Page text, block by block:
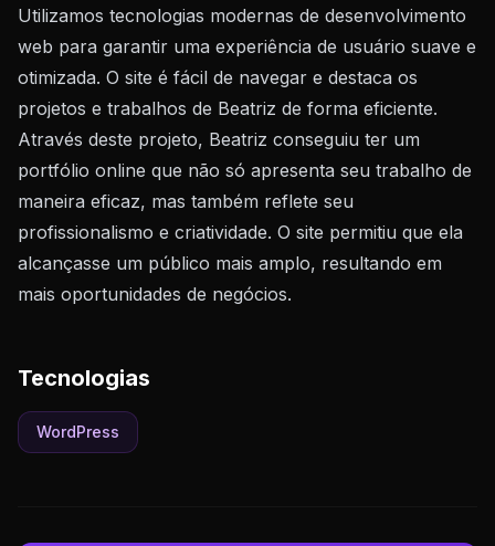
Utilizamos tecnologias modernas de desenvolvimento
web para garantir uma experiência de usuário suave e
otimizada. O site é fácil de navegar e destaca os
projetos e trabalhos de Beatriz de forma eficiente.
Através deste projeto, Beatriz conseguiu ter um
portfólio online que não só apresenta seu trabalho de
maneira eficaz, mas também reflete seu
profissionalismo e criatividade. O site permitiu que ela
alcançasse um público mais amplo, resultando em
mais oportunidades de negócios.
Tecnologias
WordPress